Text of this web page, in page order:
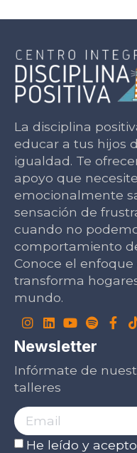
La disciplina
educar a tus hijos
igualdad. Te
apoyo que
emocionalmente
sensación de
cuando no
comportamiento
Conoce el
transforma
mundo.
Newsletter
Infórmate de
talleres
He leído y